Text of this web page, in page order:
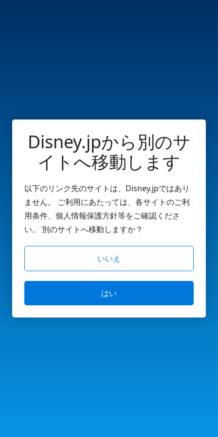
Disney.jpから別のサ
イトへ移動します
以下のリンク先のサイトは、Disney.jpではあり
ません。 ご利用にあたっては、各サイトのご利
用条件、個人情報保護方針等をご確認くださ
い。 別のサイトへ移動しますか？
いいえ
はい